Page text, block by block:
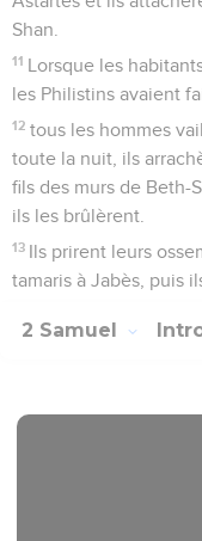
Shan.
11 Lorsque les
les Philistins avaient
12 tous les hommes
toute la nuit, ils
fils des murs de Beth-
ils les brûlèrent.
13 Ils prirent leurs
tamaris à Jabès, puis
2 Samuel